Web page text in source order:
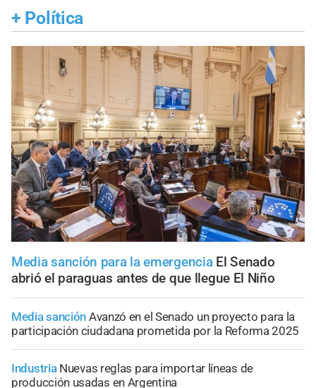
+ Política
Media sanción para la emergencia El Senado
abrió el paraguas antes de que llegue El Niño
Media sanción Avanzó en el Senado un proyecto para la
participación ciudadana prometida por la Reforma 2025
Industria Nuevas reglas para importar líneas de
producción usadas en Argentina